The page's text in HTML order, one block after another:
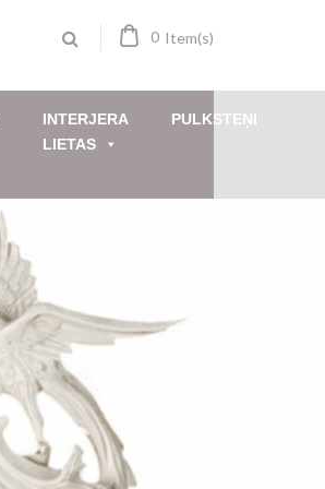
0 Item(s)
INTERJERA
LIETAS
PULKSTEŅI